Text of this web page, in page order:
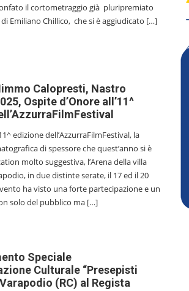
il cortometraggio già pluripremiato
di Emiliano Chillico, che si è aggiudicato […]
Calopresti, Nastro
Ospite d’Onore all’11^
edizione dell’AzzurraFilmFestival, la
di spessore che quest’anno si è
molto suggestiva, l’Arena della villa
in due distinte serate, il 17 ed il 20
ha visto una forte partecipazione e un
solo del pubblico ma […]
Speciale
Culturale “Presepisti
(RC) al Regista